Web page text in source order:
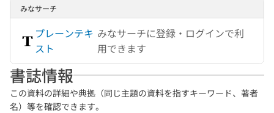
みなサーチ
プレーンテキ
スト
みなサーチに登録・ログインで利
用できます
書誌情報
この資料の詳細や典拠（同じ主題の資料を指すキーワード、著者
名）等を確認できます。